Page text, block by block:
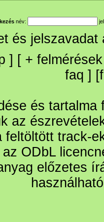
név:
és
] [ + felmérések
faq ] [
és
az
feltöltött track-
ODbL
előzetes